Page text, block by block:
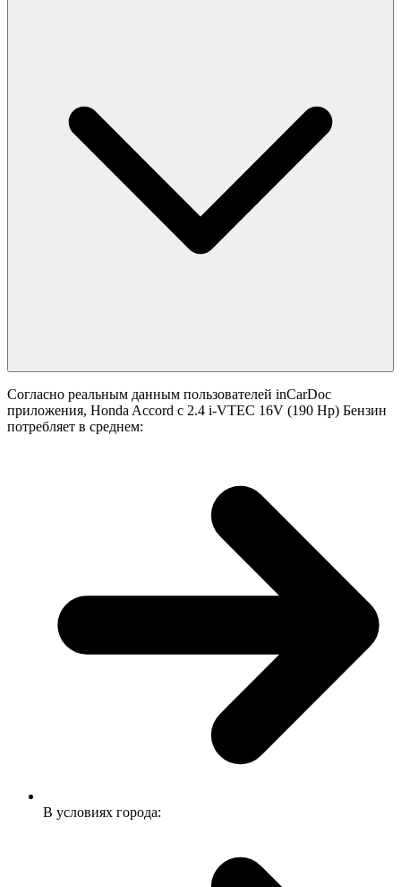
Согласно реальным данным пользователей inCarDoc
приложения, Honda Accord с 2.4 i-VTEC 16V (190 Hp) Бензин
потребляет в среднем:
В условиях города: